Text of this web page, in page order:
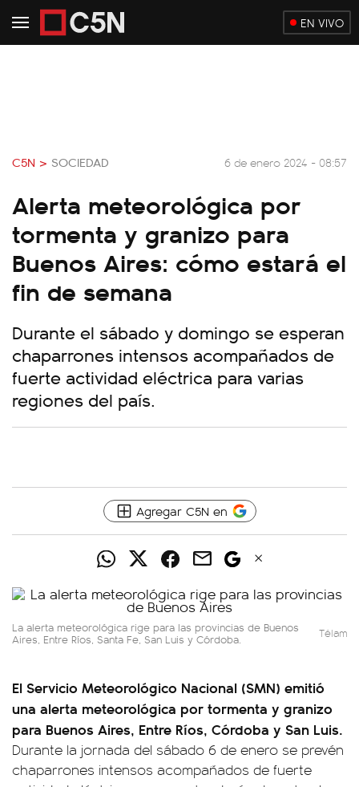
EN VIVO
C5N > SOCIEDAD 6 de enero 2024 - 08:57
Alerta meteorológica por
tormenta y granizo para
Buenos Aires: cómo estará el
fin de semana
Durante el sábado y domingo se esperan
chaparrones intensos acompañados de
fuerte actividad eléctrica para varias
regiones del país.
Agregar C5N en
La alerta meteorológica rige para las provincias de Buenos
Aires, Entre Ríos, Santa Fe, San Luis y Córdoba. Télam
El Servicio Meteorológico Nacional (SMN) emitió
una alerta meteorológica por tormenta y granizo
para Buenos Aires, Entre Ríos, Córdoba y San Luis.
Durante la jornada del sábado 6 de enero se prevén
chaparrones intensos acompañados de fuerte